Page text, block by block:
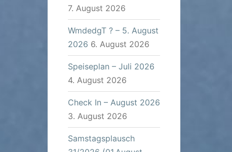
7. August 2026
WmdedgT ? – 5. August
2026 6. August 2026
Speiseplan – Juli 2026
4. August 2026
Check In – August 2026
3. August 2026
Samstagsplausch